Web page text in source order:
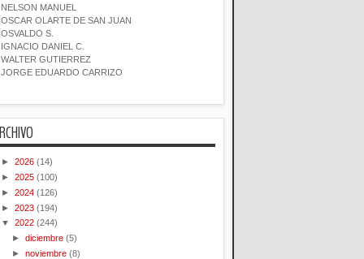
NELSON MANUEL
OSCAR OLARTE DE SAN JUAN
OSVALDO S.
IGNACIO DANIEL C.
WALTER GUTIERREZ
JORGE EDUARDO CARRIZO
► 2026 (14)
► 2025 (100)
► 2024 (126)
► 2023 (194)
▼ 2022 (244)
►diciembre (5)
►noviembre (8)